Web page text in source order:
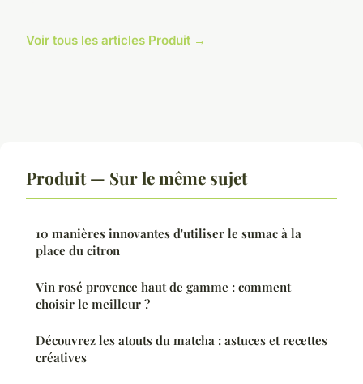
Voir tous les articles Produit →
Produit — Sur le même sujet
10 manières innovantes d'utiliser le sumac à la
place du citron
Vin rosé provence haut de gamme : comment
choisir le meilleur ?
Découvrez les atouts du matcha : astuces et recettes
créatives